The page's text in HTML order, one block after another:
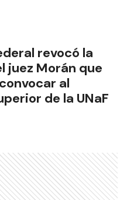
revocó la
juez Morán que
al
de la UNaF